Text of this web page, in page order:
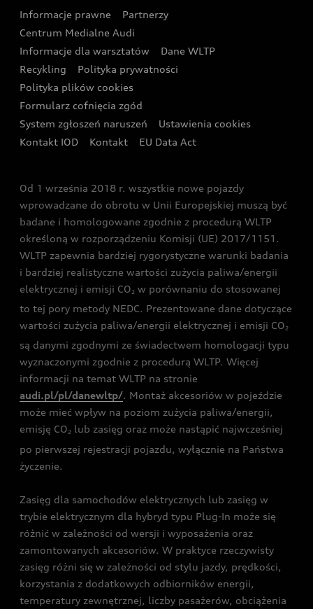
Oferta dla przedsiębiorców
Oferta dla klientów prywatnych
Kalkulator rat
Ubezpieczenie
Audi exclusive
Zasięg
Akcje serwisowe Audi
Katalog online akcesoriów
Audi i Muzeum Sztuki Nowoczesnej w Warszawie
Audi driving experience
Audi quattro Cup
Audi i Puchar Świata w Skokach Narciarskich w
Zakopanem
Informacje prawne
Partnerzy
Centrum Medialne Audi
Informacje dla warsztatów
Dane WLTP
Recykling
Polityka prywatności
Polityka plików cookies
Formularz cofnięcia zgód
System zgłoszeń naruszeń
Ustawienia cookies
Kontakt IOD
Kontakt EU Data Act
Od 1 września 2018 r. wszystkie nowe pojazdy
wprowadzane do obrotu w Unii Europejskiej muszą być
badane i homologowane zgodnie z procedurą WLTP
określoną w rozporządzeniu Komisji (UE) 2017/1151.
WLTP zapewnia bardziej rygorystyczne warunki badania
i bardziej realistyczne wartości zużycia paliwa/energii
elektrycznej i emisji CO2 w porównaniu do stosowanej
to tej pory metody NEDC. Prezentowane dane dotyczące
wartości zużycia paliwa/energii elektrycznej i emisji CO2
są danymi zgodnymi ze świadectwem homologacji typu
wyznaczonymi zgodnie z procedurą WLTP. Więcej
informacji na temat WLTP na stronie
audi.pl/pl/danewltp/. Montaż akcesoriów w pojeździe
może mieć wpływ na poziom zużycia paliwa/energii,
emisję CO2 lub zasięg oraz może nastąpić najwcześniej
po pierwszej rejestracji pojazdu, wyłącznie na Państwa
życzenie.
Zasięg dla samochodów elektrycznych lub zasięg w
trybie elektrycznym dla hybryd typu Plug-In może się
różnić w zależności od wersji i wyposażenia oraz
zamontowanych akcesoriów. W praktyce rzeczywisty
zasięg różni się w zależności od stylu jazdy, prędkości,
korzystania z dodatkowych odbiorników energii,
temperatury zewnętrznej, liczby pasażerów, obciążenia